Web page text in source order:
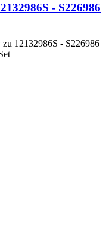
- S226986
12132986S - S226986